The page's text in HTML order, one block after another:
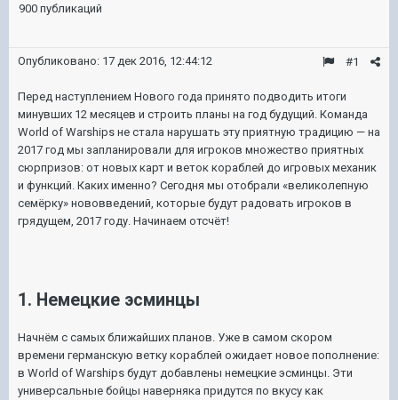
900 публикаций
#1
Опубликовано: 17 дек 2016, 12:44:12
Перед наступлением Нового года принято подводить итоги
минувших 12 месяцев и строить планы на год будущий. Команда
World of Warships не стала нарушать эту приятную традицию — на
2017 год мы запланировали для игроков множество приятных
сюрпризов: от новых карт и веток кораблей до игровых механик
и функций. Каких именно? Сегодня мы отобрали «великолепную
семёрку» нововведений, которые будут радовать игроков в
грядущем, 2017 году. Начинаем отсчёт!
1. Немецкие эсминцы
Начнём с самых ближайших планов. Уже в самом скором
времени германскую ветку кораблей ожидает новое пополнение:
в World of Warships будут добавлены немецкие эсминцы. Эти
универсальные бойцы наверняка придутся по вкусу как